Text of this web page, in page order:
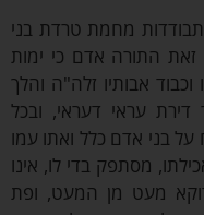
מחמת טרדת בני
אדם כי ימות
אבותיו זלה"ה והלך
עראי דעראי, ובכל
אדם כלל ואתו עמו
מסתפק בדי לו, אינו
מעט מן המעט, ופת